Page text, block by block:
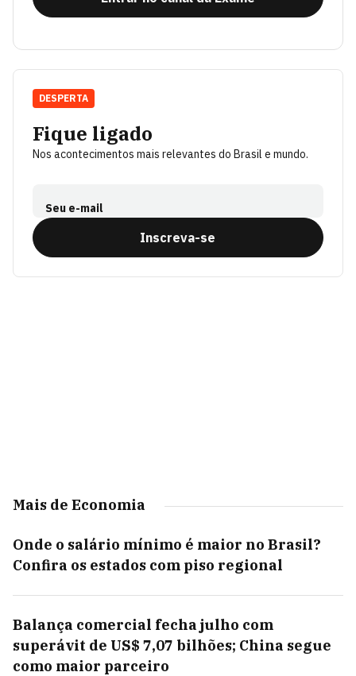
Fique ligado
Nos acontecimentos mais relevantes do Brasil e mundo.
Seu e-mail
Inscreva-se
DESPERTA
Mais de Economia
Onde o salário mínimo é maior no Brasil?
Confira os estados com piso regional
Balança comercial fecha julho com
superávit de US$ 7,07 bilhões; China segue
como maior parceiro